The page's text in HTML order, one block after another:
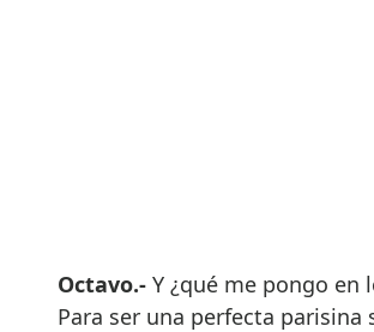
Octavo.- Y ¿qué me pongo en
Para ser una perfecta parisina